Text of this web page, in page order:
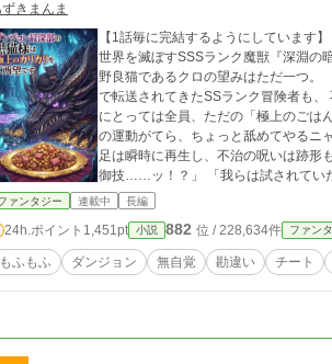
きまんま
【1話毎に完結するようにしています】 人類の英知も届かぬ絶望の底、地下100階層——【奈落の淵】。 そこには
世界を滅ぼすSSSランク魔獣『深淵の
野良猫であるクロの望みはただ一つ。 「
で転送されてきたSSランク冒険者も
にとっては全員、ただの「極上のごはんを持ってきて
の運動がてら、ちょっと舐めてやるニャ」 感謝のペロペロ一舐め（アフターサービス）。 それだけで、欠
足は瞬時に再生し、不治の呪いは跡形もなく消滅
御技……ッ！？」 「我らは試されていたのだ……！」 地上での大バカ騒ぎなど知る
の頭の上で幸せそうにご飯を待つのだっ
ァンタジー 連載中 長編
24h.ポイント 1,451pt 小説 882 位 / 228,634件 ファン
もふもふ ダンジョン 無自覚 勘違い チート